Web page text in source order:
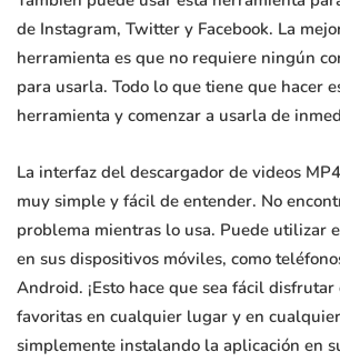
de Instagram, Twitter y Facebook. La
herramienta es que no requiere ningún
para usarla. Todo lo que tiene que hacer
herramienta y comenzar a usarla de
La interfaz del descargador de videos
muy simple y fácil de entender. No
problema mientras lo usa. Puede utilizar
en sus dispositivos móviles, como
Android. ¡Esto hace que sea fácil disfrutar
favoritas en cualquier lugar y en
simplemente instalando la aplicación en